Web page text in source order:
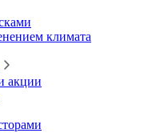
климата
акции